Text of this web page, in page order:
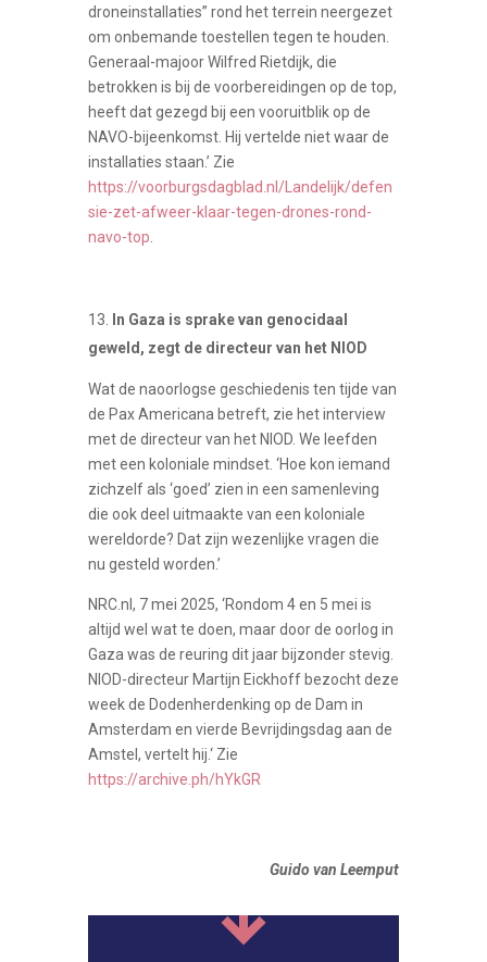
droneinstallaties” rond het terrein neergezet
om onbemande toestellen tegen te houden.
Generaal-majoor Wilfred Rietdijk, die
betrokken is bij de voorbereidingen op de top,
heeft dat gezegd bij een vooruitblik op de
NAVO-bijeenkomst. Hij vertelde niet waar de
installaties staan.’ Zie
https://voorburgsdagblad.nl/Landelijk/defen
sie-zet-afweer-klaar-tegen-drones-rond-
navo-top
In Gaza is sprake van genocidaal
geweld, zegt de directeur van het NIOD
Wat de naoorlogse geschiedenis ten tijde van
de Pax Americana betreft, zie het interview
met de directeur van het NIOD. We leefden
met een koloniale mindset. ‘Hoe kon iemand
zichzelf als ‘goed’ zien in een samenleving
die ook deel uitmaakte van een koloniale
wereldorde? Dat zijn wezenlijke vragen die
nu gesteld worden.’
NRC.nl, 7 mei 2025, ‘Rondom 4 en 5 mei is
altijd wel wat te doen, maar door de oorlog in
Gaza was de reuring dit jaar bijzonder stevig.
NIOD-directeur Martijn Eickhoff bezocht deze
week de Dodenherdenking op de Dam in
Amsterdam en vierde Bevrijdingsdag aan de
Amstel, vertelt hij.‘ Zie
https://archive.ph/hYkGR
Guido van Leemput